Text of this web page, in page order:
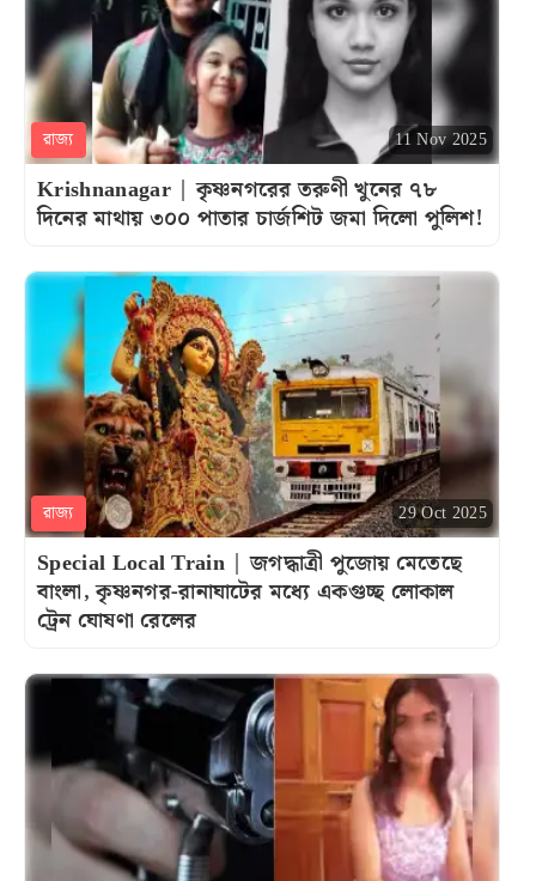
রাজ্য 11 Nov 2025
Krishnanagar | কৃষ্ণনগরের তরুণী খুনের ৭৮
দিনের মাথায় ৩০০ পাতার চার্জশিট জমা দিলো পুলিশ!
রাজ্য 29 Oct 2025
Special Local Train | জগদ্ধাত্রী পুজোয় মেতেছে
বাংলা, কৃষ্ণনগর-রানাঘাটের মধ্যে একগুচ্ছ লোকাল
ট্রেন ঘোষণা রেলের